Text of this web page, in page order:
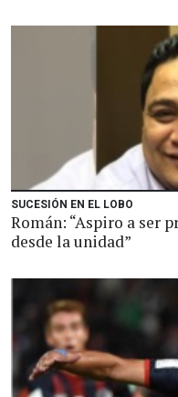
SUCESIÓN EN EL LOBO
Román: “Aspiro a ser
desde la unidad”